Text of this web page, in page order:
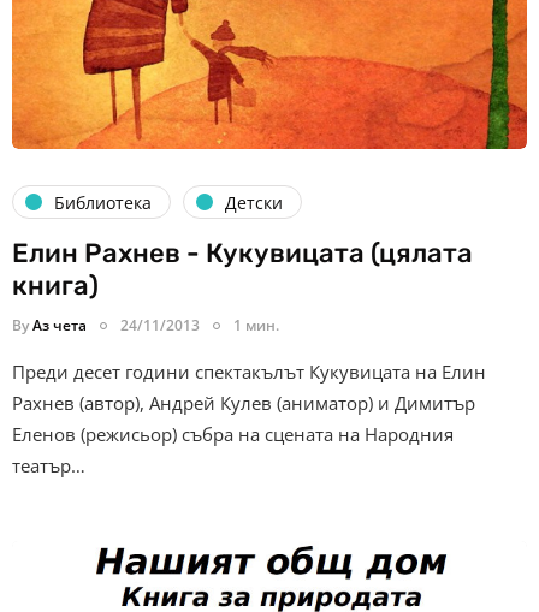
Библиотека Детски
Елин Рахнев - Кукувицата (цялата
книга)
ByАз чета 24/11/2013 1 мин.
Преди десет години спектакълът Кукувицата на Елин
Рахнев (автор), Андрей Кулев (аниматор) и Димитър
Еленов (режисьор) събра на сцената на Народния
театър…